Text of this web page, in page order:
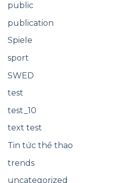
public
publication
Spiele
sport
SWED
test
test_10
text test
Tin tức thể thao
trends
uncategorized